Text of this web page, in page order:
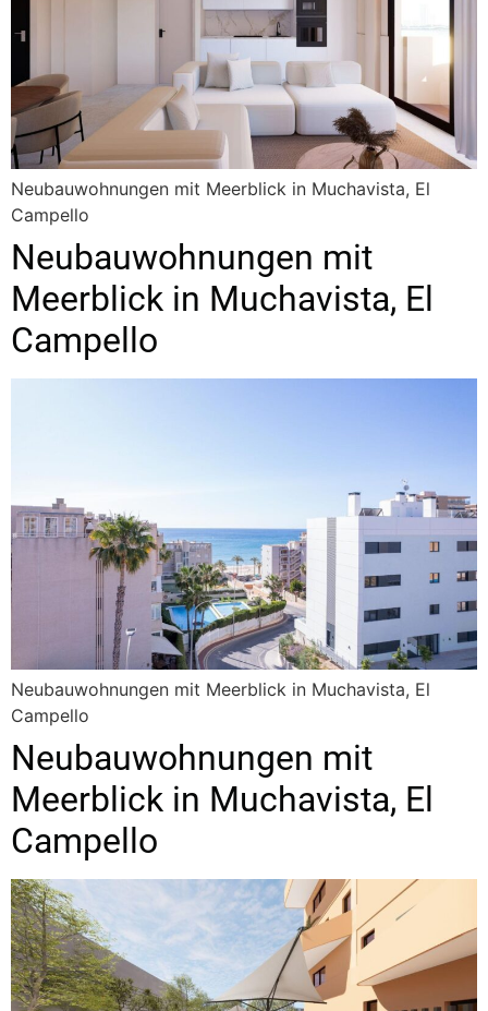
Neubauwohnungen mit Meerblick in Muchavista, El
Campello
Neubauwohnungen mit
Meerblick in Muchavista, El
Campello
Neubauwohnungen mit Meerblick in Muchavista, El
Campello
Neubauwohnungen mit
Meerblick in Muchavista, El
Campello